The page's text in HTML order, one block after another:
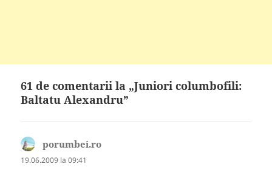
61 de comentarii la „Juniori columbofili:
Baltatu Alexandru”
porumbei.ro
19.06.2009 la 09:41